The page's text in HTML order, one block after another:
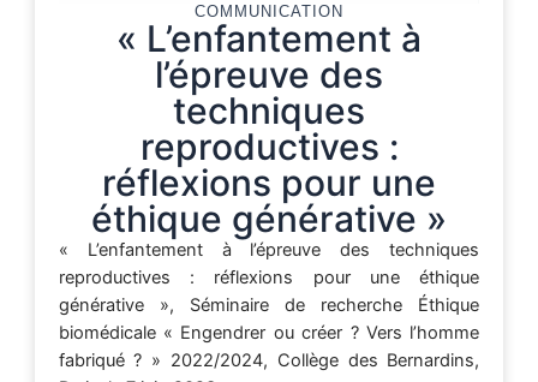
COMMUNICATION
« L’enfantement à
l’épreuve des
techniques
reproductives :
réflexions pour une
éthique générative »
« L’enfantement à l’épreuve des techniques
reproductives : réflexions pour une éthique
générative », Séminaire de recherche Éthique
biomédicale « Engendrer ou créer ? Vers l’homme
fabriqué ? » 2022/2024, Collège des Bernardins,